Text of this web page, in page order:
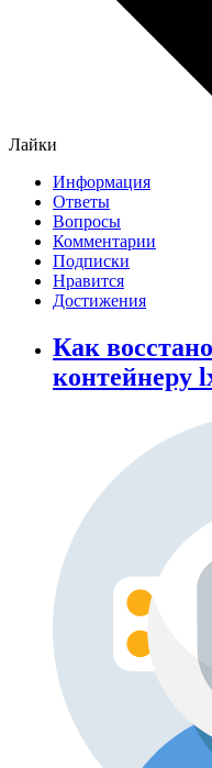
Лайки
Информация
Ответы
Вопросы
Комментарии
Подписки
Нравится
Достижения
Как
контейнеру